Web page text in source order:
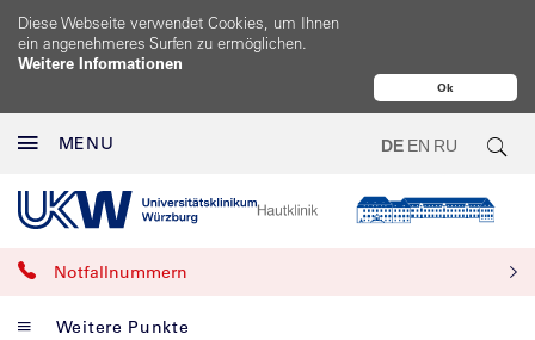
Ok
Diese Webseite verwendet Cookies, um Ihnen
ein angenehmeres Surfen zu ermöglichen.
Weitere Informationen
MENU DE EN RU
Notfallnummern
Weitere Punkte